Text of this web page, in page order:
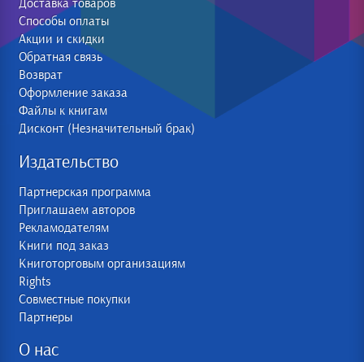
Доставка товаров
Способы оплаты
Акции и скидки
Обратная связь
Возврат
Оформление заказа
Файлы к книгам
Дисконт (Незначительный брак)
Издательство
Партнерская программа
Приглашаем авторов
Рекламодателям
Книги под заказ
Книготорговым организациям
Rights
Совместные покупки
Партнеры
О нас